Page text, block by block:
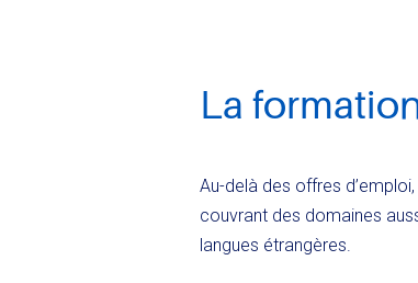
La
Au-delà des offres
couvrant des domaines
langues étrangères.